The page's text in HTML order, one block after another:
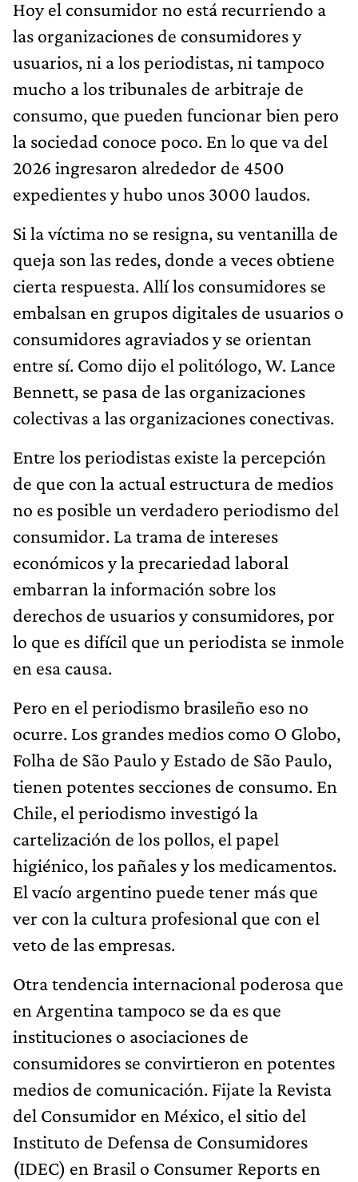
Hoy el consumidor no está recurriendo a
las organizaciones de consumidores y
usuarios, ni a los periodistas, ni tampoco
mucho a los tribunales de arbitraje de
consumo, que pueden funcionar bien pero
la sociedad conoce poco. En lo que va del
2026 ingresaron alrededor de 4500
expedientes y hubo unos 3000 laudos.
Si la víctima no se resigna, su ventanilla de
queja son las redes, donde a veces obtiene
cierta respuesta. Allí los consumidores se
embalsan en grupos digitales de usuarios o
consumidores agraviados y se orientan
entre sí. Como dijo el politólogo, W. Lance
Bennett, se pasa de las organizaciones
colectivas a las organizaciones conectivas.
Entre los periodistas existe la percepción
de que con la actual estructura de medios
no es posible un verdadero periodismo del
consumidor. La trama de intereses
económicos y la precariedad laboral
embarran la información sobre los
derechos de usuarios y consumidores, por
lo que es difícil que un periodista se inmole
en esa causa.
Pero en el periodismo brasileño eso no
ocurre. Los grandes medios como O Globo,
Folha de São Paulo y Estado de São Paulo,
tienen potentes secciones de consumo. En
Chile, el periodismo investigó la
cartelización de los pollos, el papel
higiénico, los pañales y los medicamentos.
El vacío argentino puede tener más que
ver con la cultura profesional que con el
veto de las empresas.
Otra tendencia internacional poderosa que
en Argentina tampoco se da es que
instituciones o asociaciones de
consumidores se convirtieron en potentes
medios de comunicación. Fijate la Revista
del Consumidor en México, el sitio del
Instituto de Defensa de Consumidores
(IDEC) en Brasil o Consumer Reports en